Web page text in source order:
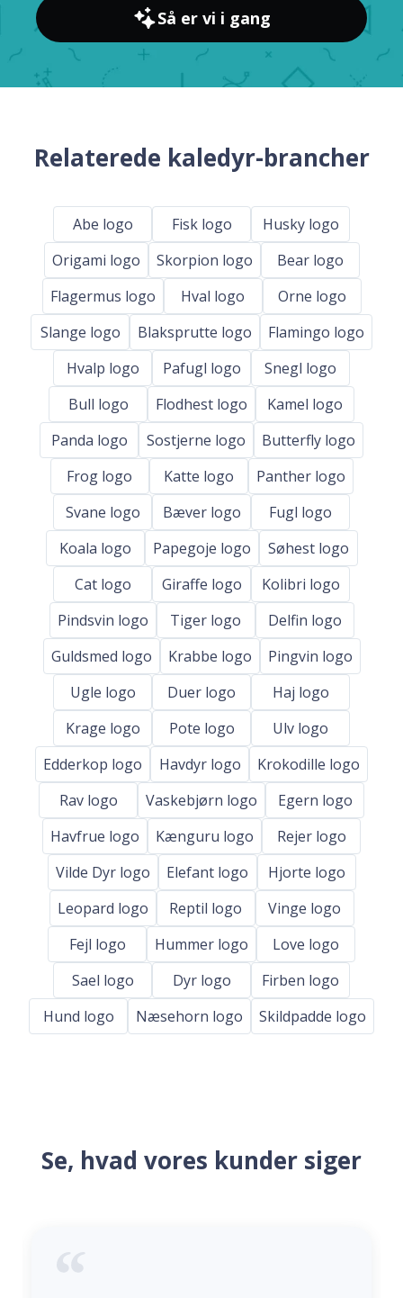
Så er vi i gang
Relaterede kaledyr-brancher
Abe logo Fisk logo
Husky logo
Origami logo
Skorpion logo
Bear logo
Flagermus logo
Hval logo
Orne logo
Slange logo
Blaksprutte logo
Flamingo logo
Hvalp logo
Pafugl logo
Snegl logo
Bull logo
Flodhest logo
Kamel logo
Panda logo
Sostjerne logo
Butterfly logo
Frog logo
Katte logo
Panther logo
Svane logo
Bæver logo
Fugl logo
Koala logo
Papegoje logo
Søhest logo
Cat logo
Giraffe logo
Kolibri logo
Pindsvin logo
Tiger logo
Delfin logo
Guldsmed logo
Krabbe logo
Pingvin logo
Ugle logo
Duer logo
Haj logo
Krage logo
Pote logo
Ulv logo
Edderkop logo
Havdyr logo
Krokodille logo
Rav logo
Vaskebjørn logo
Egern logo
Havfrue logo
Kænguru logo
Rejer logo
Vilde Dyr logo
Elefant logo
Hjorte logo
Leopard logo
Reptil logo
Vinge logo
Fejl logo
Hummer logo
Love logo
Sael logo
Dyr logo
Firben logo
Hund logo
Næsehorn logo Skildpadde logo
Se, hvad vores kunder siger